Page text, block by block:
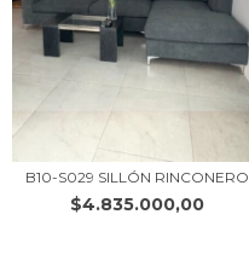
B10-S029 SILLÓN RINCONERO
$4.835.000,00